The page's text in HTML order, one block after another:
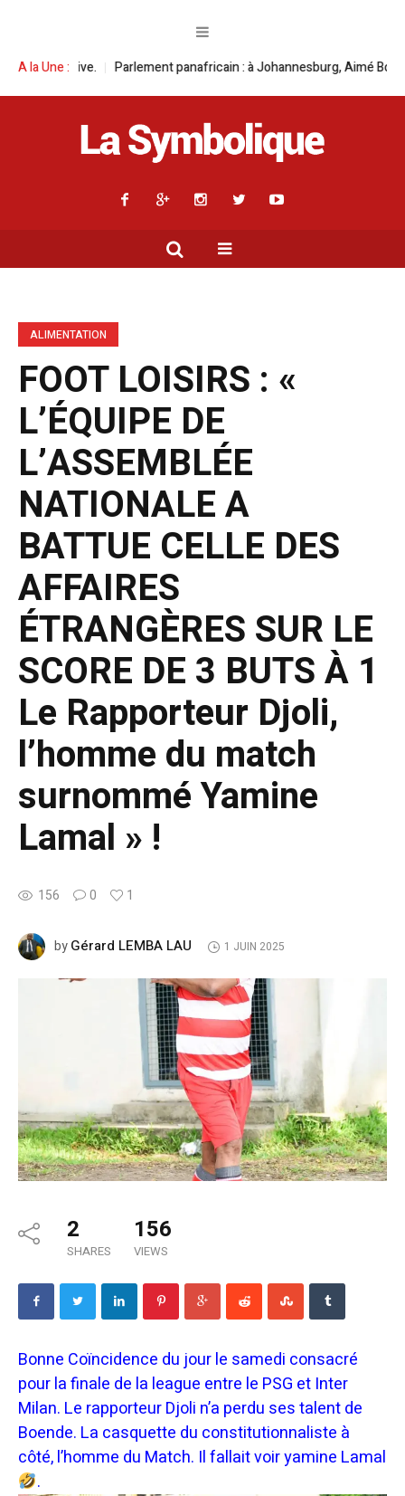
A la Une :: à Johannesburg, Aimé Boji Sangara multiplie les plaidoyers
ALIMENTATION
FOOT LOISIRS : «
L’ÉQUIPE DE
L’ASSEMBLÉE
NATIONALE A
BATTUE CELLE DES
AFFAIRES
ÉTRANGÈRES SUR LE
SCORE DE 3 BUTS À 1
Le Rapporteur Djoli,
l’homme du match
surnommé Yamine
Lamal » !
156 0 1
byGérard LEMBA LAU 1 JUIN 2025
2
SHARES
156
VIEWS
Bonne Coïncidence du jour le samedi consacré
pour la finale de la league entre le PSG et Inter
Milan. Le rapporteur Djoli n’a perdu ses talent de
Boende. La casquette du constitutionnaliste à
côté, l’homme du Match. Il fallait voir yamine Lamal
.